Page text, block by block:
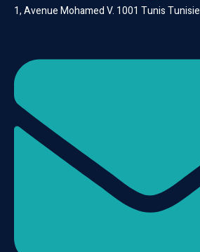
1, Avenue Mohamed V. 1001 Tunis Tunisie